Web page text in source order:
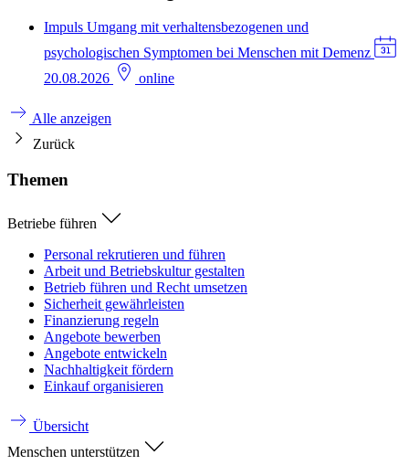
Impuls Umgang mit verhaltensbezogenen und
psychologischen Symptomen bei Menschen mit Demenz
20.08.2026
online
Alle anzeigen
Zurück
Themen
Betriebe führen
Personal rekrutieren und führen
Arbeit und Betriebskultur gestalten
Betrieb führen und Recht umsetzen
Sicherheit gewährleisten
Finanzierung regeln
Angebote bewerben
Angebote entwickeln
Nachhaltigkeit fördern
Einkauf organisieren
Übersicht
Menschen unterstützen